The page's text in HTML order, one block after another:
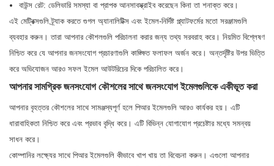
বাউন্স রেট: ডেলিভারি সমস্যা বা প্রাপক আনসাবস্ক্রাইব করেছেন কিনা তা শনাক্ত করে।
এই মেট্রিক্সগুলি ট্র্যাক করতে গুগল অ্যানালিটিক্স এবং ইমেল-নির্দিষ্ট প্ল্যাটফর্মের মতো সরঞ্জামগুলি
ব্যবহার করুন। তারা আপনার কৌশলগুলি পরিচালনা করার জন্য তথ্য সরবরাহ করে। নিয়মিত বিশ্লেষণ
নিশ্চিত করে যে আপনার জনসংযোগ প্রচারণাগুলি কাঙ্ক্ষিত ফলাফল অর্জন করে। অন্তর্দৃষ্টির উপর ভিত্তি
করে অভিযোজন আরও সফল ইমেল আউটরিচের দিকে পরিচালিত করে।
আপনার সামগ্রিক জনসংযোগ কৌশলের সাথে জনসংযোগ ইমেলগুলিকে একীভূত করা
আপনার বৃহত্তর কৌশলের সাথে সামঞ্জস্যপূর্ণ হলে পিআর ইমেলগুলি আরও কার্যকর হয়। এটি
ধারাবাহিকতা নিশ্চিত করে এবং প্রভাব বৃদ্ধি করে। এটি বিভিন্ন যোগাযোগ প্রচেষ্টার মধ্যে সমন্বয়
সাধন করে।
কোম্পানির লক্ষ্যের সাথে পিআর ইমেলগুলি কীভাবে খাপ খায় তা বিবেচনা করুন। এগুলো আপনার